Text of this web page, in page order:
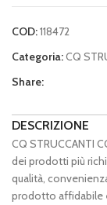
COD:118472
Categoria:CQ
Share:
DESCRIZIONE
CQ STRUCCANTI
dei prodotti più
qualità,
prodotto affidabile